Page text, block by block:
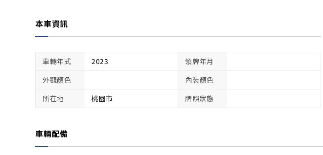
本車資訊
車輛年式 2023
領牌年月
外觀顏色
內裝顏色
所在地
桃園市 牌照狀態
車輛配備